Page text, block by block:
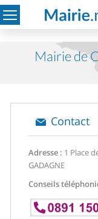
Mairie de
Contact
Adresse : 1 Place
GADAGNE
Conseils